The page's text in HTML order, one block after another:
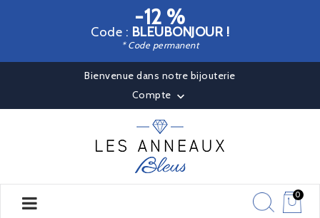
-12 %
Code : BLEUBONJOUR !
* Code permanent
Bienvenue dans notre bijouterie
Compte 
0